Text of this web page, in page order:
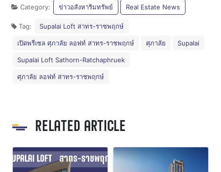
Category: ข่าวอสังหาริมทรัพย์ Real Estate News
Tag: Supalai Loft สาทร-ราชพฤกษ์
เปิดพรีเซล ศุภาลัย ลอฟท์ สาทร-ราชพฤกษ์ ศุภาลัย Supalai
Supalai Loft Sathorn-Ratchaphruek
ศุภาลัย ลอฟท์ สาทร-ราชพฤกษ์
RELATED ARTICLE